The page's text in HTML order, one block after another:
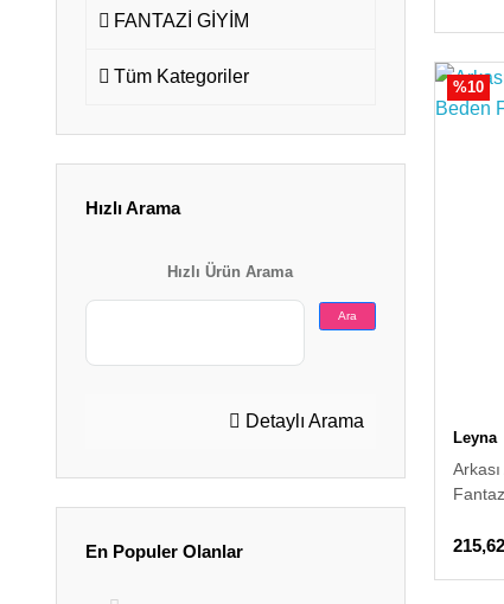
FANTAZİ GİYİM
Tüm Kategoriler
Hızlı Arama
Hızlı Ürün Arama
Ara
Detaylı Arama
En Populer Olanlar
%10
Leyna